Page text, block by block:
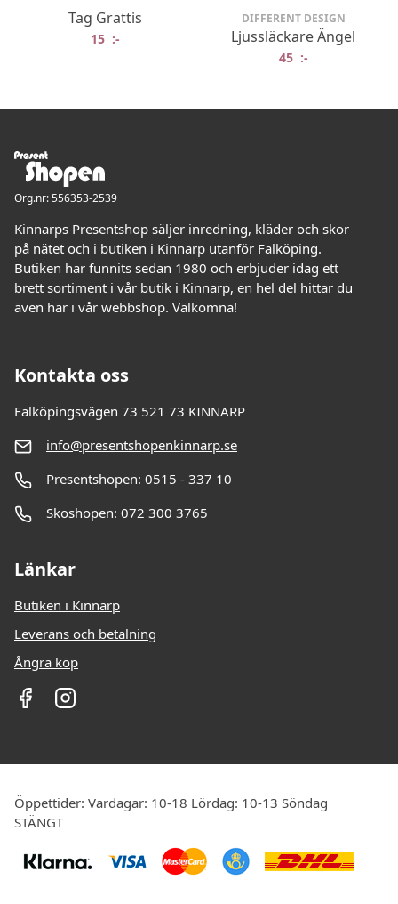
Tag Grattis
15 :-
DIFFERENT DESIGN
Ljussläckare Ängel
45 :-
Org.nr: 556353-2539
Kinnarps Presentshop säljer inredning, kläder och skor
på nätet och i butiken i Kinnarp utanför Falköping.
Butiken har funnits sedan 1980 och erbjuder idag ett
brett sortiment i vår butik i Kinnarp, en hel del hittar du
även här i vår webbshop. Välkomna!
Kontakta oss
Falköpingsvägen 73 521 73 KINNARP
info@presentshopenkinnarp.se
Presentshopen: 0515 - 337 10
Skoshopen: 072 300 3765
Länkar
Butiken i Kinnarp
Leverans och betalning
Ångra köp
Öppettider: Vardagar: 10-18 Lördag: 10-13 Söndag
STÄNGT